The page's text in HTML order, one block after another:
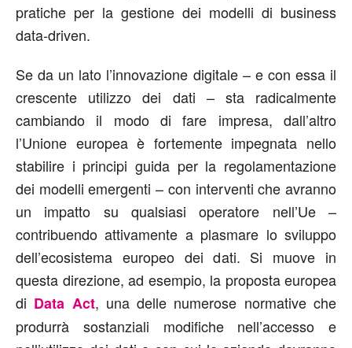
pratiche per la gestione dei modelli di business
data-driven.
Se da un lato l’innovazione digitale – e con essa il
crescente utilizzo dei dati – sta radicalmente
cambiando il modo di fare impresa, dall’altro
l’Unione europea è fortemente impegnata nello
stabilire i principi guida per la regolamentazione
dei modelli emergenti – con interventi che avranno
un impatto su qualsiasi operatore nell’Ue –
contribuendo attivamente a plasmare lo sviluppo
dell’ecosistema europeo dei dati. Si muove in
questa direzione, ad esempio, la proposta europea
di Data Act, una delle numerose normative che
produrrà sostanziali modifiche nell’accesso e